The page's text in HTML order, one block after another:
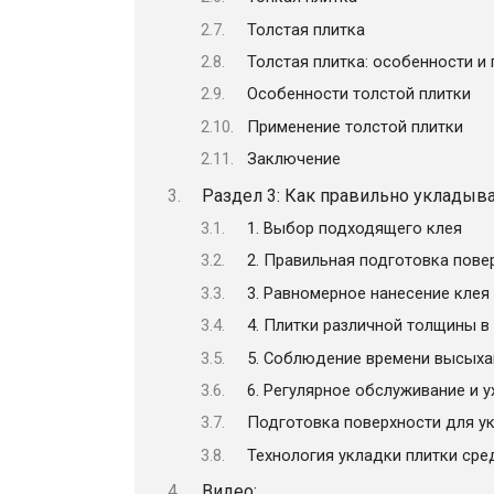
Толстая плитка
Толстая плитка: особенности и
Особенности толстой плитки
Применение толстой плитки
Заключение
Раздел 3: Как правильно
1. Выбор подходящего клея
2. Правильная подготовка
3. Равномерное нанесение клея
4. Плитки различной толщины
5. Соблюдение времени
6. Регулярное обслуживание и
Подготовка поверхности для
Технология укладки плитки